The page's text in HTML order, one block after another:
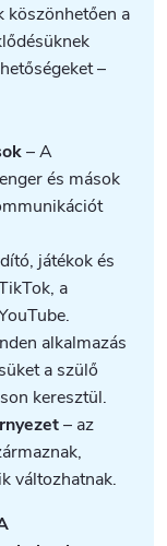
köszönhetően a
–
– A
és mások
játékok és
a
alkalmazás
a szülő
keresztül.
– az
változhatnak.